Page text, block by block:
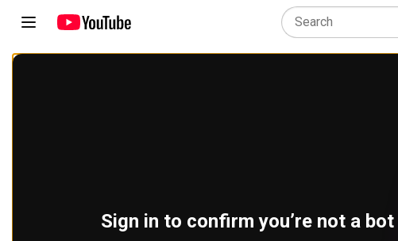
Sign in to confirm you’re not a bot